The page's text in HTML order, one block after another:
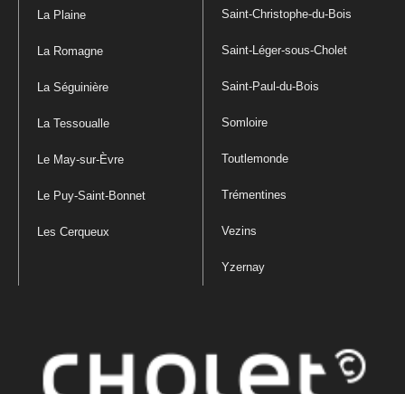
La Plaine
La Romagne
La Séguinière
La Tessoualle
Le May-sur-Èvre
Le Puy-Saint-Bonnet
Les Cerqueux
Saint-Christophe-du-Bois
Saint-Léger-sous-Cholet
Saint-Paul-du-Bois
Somloire
Toutlemonde
Trémentines
Vezins
Yzernay